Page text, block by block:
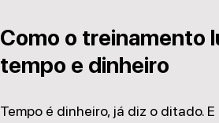
Como o treinamento
tempo e dinheiro
Tempo é dinheiro, já diz o ditado.